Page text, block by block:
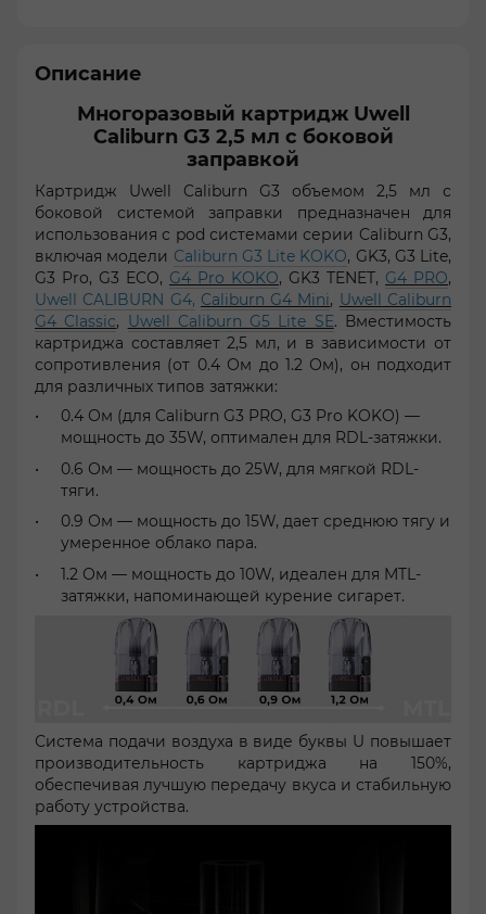
Описание
Многоразовый картридж Uwell
Caliburn G3 2,5 мл с боковой
заправкой
Картридж Uwell Caliburn G3 объемом 2,5 мл с
боковой системой заправки предназначен для
использования с pod системами серии Caliburn G3,
включая модели Caliburn G3 Lite KOKO, GK3, G3 Lite,
G3 Pro, G3 ECO, G4 Pro KOKO, GK3 TENET, G4 PRO,
Uwell CALIBURN G4, Caliburn G4 Mini, Uwell Caliburn
G4 Classic, Uwell Caliburn G5 Lite SE. Вместимость
картриджа составляет 2,5 мл, и в зависимости от
сопротивления (от 0.4 Ом до 1.2 Ом), он подходит
для различных типов затяжки:
0.4 Ом (для Caliburn G3 PRO, G3 Pro KOKO) —
мощность до 35W, оптимален для RDL-затяжки.
0.6 Ом — мощность до 25W, для мягкой RDL-
тяги.
0.9 Ом — мощность до 15W, дает среднюю тягу и
умеренное облако пара.
1.2 Ом — мощность до 10W, идеален для MTL-
затяжки, напоминающей курение сигарет.
Система подачи воздуха в виде буквы U повышает
производительность картриджа на 150%,
обеспечивая лучшую передачу вкуса и стабильную
работу устройства.